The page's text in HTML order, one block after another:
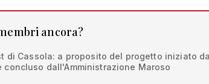
ancora?
di Cassola: a proposito del progetto iniziato
concluso dall'Amministrazione Maroso